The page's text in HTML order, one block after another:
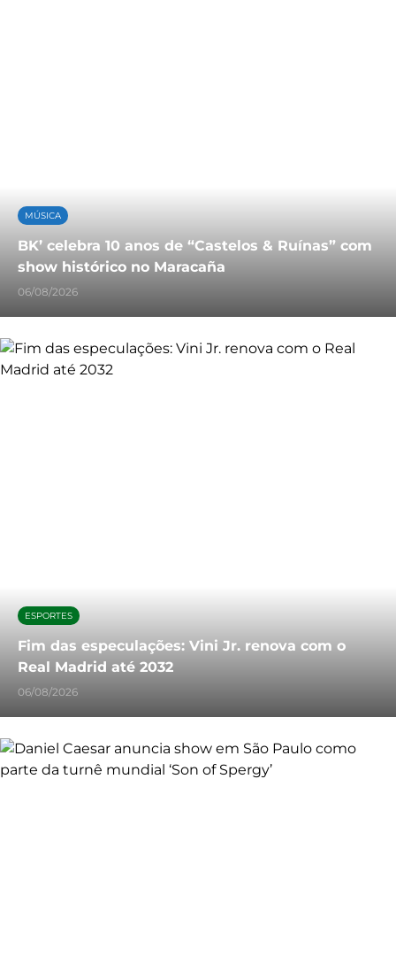
MÚSICA
BK’ celebra 10 anos de “Castelos & Ruínas” com
show histórico no Maracaña
06/08/2026
ESPORTES
Fim das especulações: Vini Jr. renova com o
Real Madrid até 2032
06/08/2026